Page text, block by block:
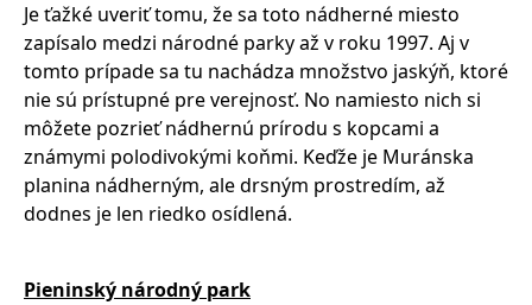
Je ťažké uveriť tomu, že sa toto nádherné miesto
zapísalo medzi národné parky až v roku 1997. Aj v
tomto prípade sa tu nachádza množstvo jaskýň, ktoré
nie sú prístupné pre verejnosť. No namiesto nich si
môžete pozrieť nádhernú prírodu s kopcami a
známymi polodivokými koňmi. Keďže je Muránska
planina nádherným, ale drsným prostredím, až
dodnes je len riedko osídlená.
Pieninský národný park